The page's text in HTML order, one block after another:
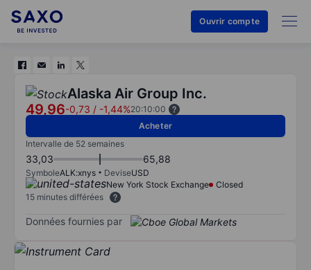
Ouvrir compte
Alaska Air Group Inc.
49,96-0,73 / -1,44%20:10:00
Acheter
Intervalle de 52 semaines
33,03 65,88
SymboleALK:xnys DeviseUSD
New York Stock Exchange
Closed
15 minutes différées
Données fournies par